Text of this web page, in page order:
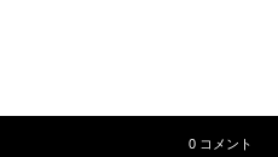
0 コメント